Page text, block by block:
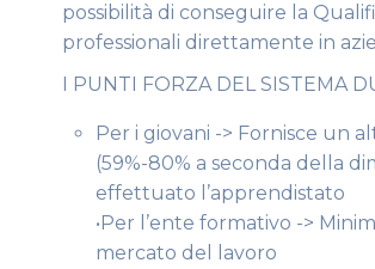
possibilità di conseguire la
professionali direttamente in
I PUNTI FORZA DEL SISTEMA
Per i giovani -> Fornisce un
(59%-80% a seconda della
effettuato l’apprendistato
•Per l’ente formativo ->
mercato del lavoro